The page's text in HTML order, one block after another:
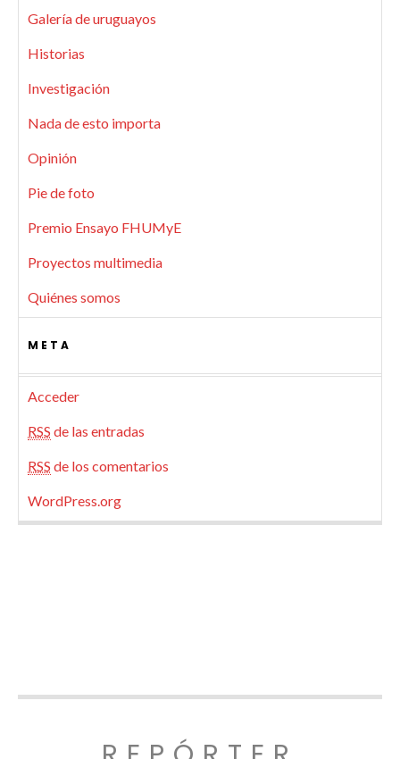
Galería de uruguayos
Historias
Investigación
Nada de esto importa
Opinión
Pie de foto
Premio Ensayo FHUMyE
Proyectos multimedia
Quiénes somos
META
Acceder
RSS de las entradas
RSS de los comentarios
WordPress.org